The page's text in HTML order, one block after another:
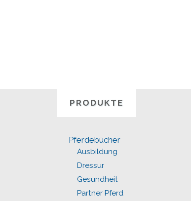
PRODUKTE
Pferdebücher
Ausbildung
Dressur
Gesundheit
Partner Pferd